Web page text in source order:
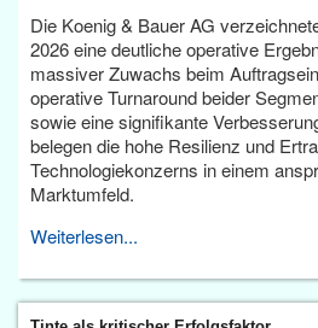
Die Koenig & Bauer AG
2026 eine deutliche operative
massiver Zuwachs beim
operative Turnaround beider
sowie eine signifikante
belegen die hohe Resilienz und
Technologiekonzerns in einem
Marktumfeld.
Weiterlesen...